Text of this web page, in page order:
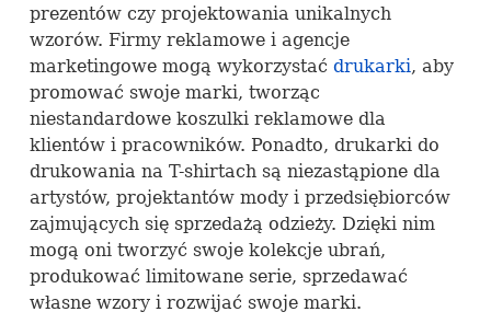
prezentów czy projektowania unikalnych
wzorów. Firmy reklamowe i agencje
marketingowe mogą wykorzystać drukarki, aby
promować swoje marki, tworząc
niestandardowe koszulki reklamowe dla
klientów i pracowników. Ponadto, drukarki do
drukowania na T-shirtach są niezastąpione dla
artystów, projektantów mody i przedsiębiorców
zajmujących się sprzedażą odzieży. Dzięki nim
mogą oni tworzyć swoje kolekcje ubrań,
produkować limitowane serie, sprzedawać
własne wzory i rozwijać swoje marki.